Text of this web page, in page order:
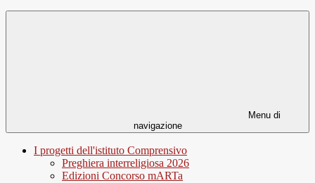
Menu di
navigazione
I progetti dell'istituto Comprensivo
Preghiera interreligiosa 2026
Edizioni Concorso mARTa